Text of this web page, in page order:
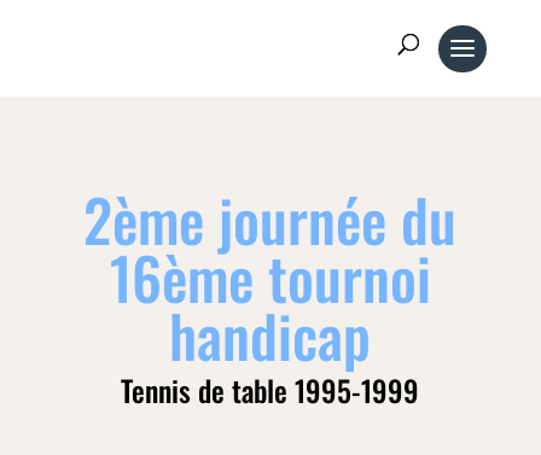
2ème journée du
16ème tournoi
handicap
Tennis de table 1995-1999